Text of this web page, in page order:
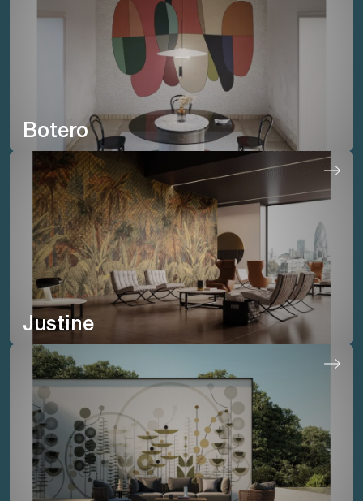
Botero
Justine